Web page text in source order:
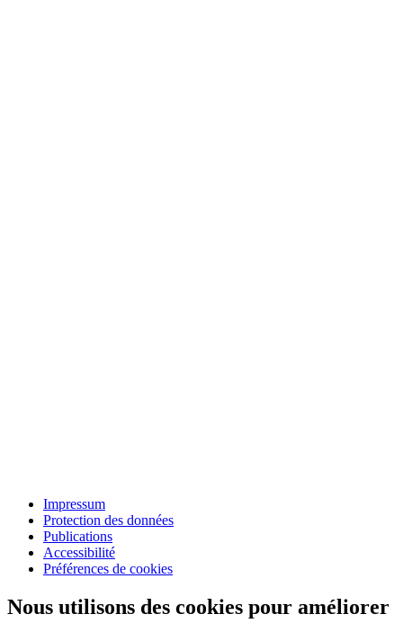
Impressum
Protection des données
Publications
Accessibilité
Préférences de cookies
Nous utilisons des cookies pour améliorer